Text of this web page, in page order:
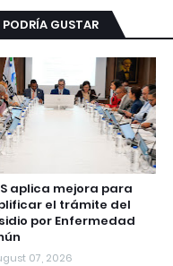
PODRÍA GUSTAR
aplica mejora para
el trámite del
por Enfermedad
07, 2026